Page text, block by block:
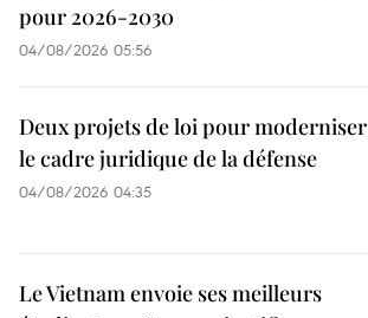
pour 2026-2030
04/08/2026 05:56
Deux projets de loi pour moderniser
le cadre juridique de la défense
04/08/2026 04:35
Le Vietnam envoie ses meilleurs